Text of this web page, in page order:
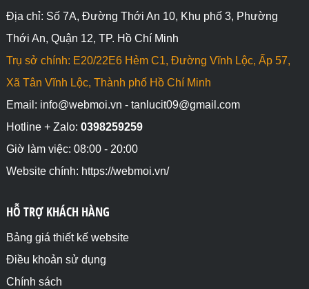
Địa chỉ: Số 7A, Đường Thới An 10, Khu phố 3, Phường
Thới An, Quận 12, TP. Hồ Chí Minh
Trụ sở chính: E20/22E6 Hẻm C1, Đường Vĩnh Lộc, Ấp 57,
Xã Tân Vĩnh Lộc, Thành phố Hồ Chí Minh
Email: info@webmoi.vn - tanlucit09@gmail.com
Hotline + Zalo: 0398259259
Giờ làm việc: 08:00 - 20:00
Website chính: https://webmoi.vn/
HỖ TRỢ KHÁCH HÀNG
Bảng giá thiết kế website
Điều khoản sử dụng
Chính sách